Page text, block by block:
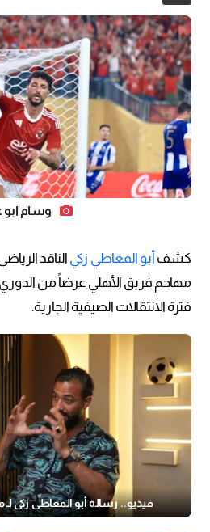
وسام ابو
كشفأبو المعاطي زكي الناقد
مهاجم فريق الأهلي عرضاً من الدوري
فترة الانتقالات الصيفية الجارية.
فيديو.. رسالة أبو المعاطي زكي